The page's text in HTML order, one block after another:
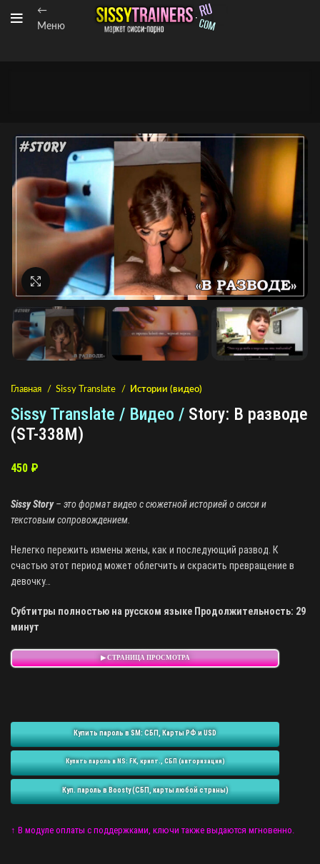
←
Меню
Нажмите, чтобы увеличить
Главная Sissy Translate Истории (видео)
Sissy Translate / Видео / Story: В разводе
(ST-338M)
450 ₽
Sissy Story– это формат видео с сюжетной историей о сисси и
текстовым сопровождением.
Нелегко пережить измены жены, как и последующий развод. К
счастью этот период может облегчить и скрасить превращение в
девочку…
Субтитры полностью на русском языке Продолжительность: 29
минут
▶ СТРАНИЦА ПРОСМОТРА
Купить пароль в SM: СБП, Карты РФ и USD
Купить пароль в NS: FK, крипт., СБП (авторизация)
Куп. пароль в Boosty (СБП, карты любой страны)
↑ В модуле оплаты с поддержками, ключи также выдаются мгновенно.